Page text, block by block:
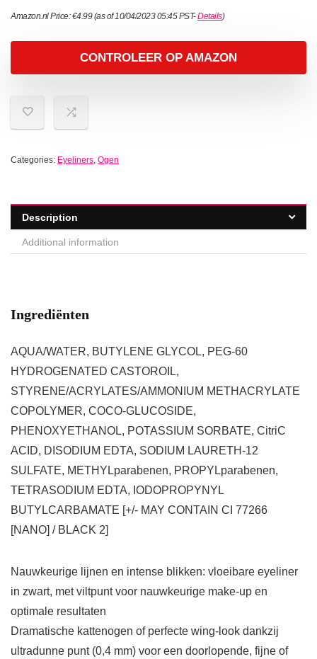
Amazon.nl Price:€4.99(as of 10/04/2023 05:45 PST-Details)
CONTROLEER OP AMAZON
Categories: Eyeliners, Ogen
Description
Additional information
Ingrediënten
AQUA/WATER, BUTYLENE GLYCOL, PEG-60
HYDROGENATED CASTOROIL,
STYRENE/ACRYLATES/AMMONIUM METHACRYLATE
COPOLYMER, COCO-GLUCOSIDE,
PHENOXYETHANOL, POTASSIUM SORBATE, CitriC
ACID, DISODIUM EDTA, SODIUM LAURETH-12
SULFATE, METHYLparabenen, PROPYLparabenen,
TETRASODIUM EDTA, IODOPROPYNYL
BUTYLCARBAMATE [+/- MAY CONTAIN CI 77266
[NANO] / BLACK 2]
Nauwkeurige lijnen en intense blikken: vloeibare eyeliner
in zwart, met viltpunt voor nauwkeurige make-up en
optimale resultaten
Dramatische kattenogen of perfecte wing-look dankzij
ultradunne punt (0,4 mm) voor een doorlopende, fijne of